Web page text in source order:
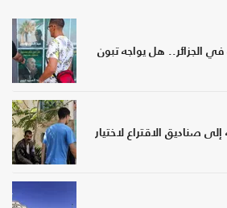
في الجزائر.. هل يواجه تبون
إلى صناديق الاقتراع لاختيار